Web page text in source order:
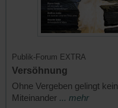
Publik-Forum EXTRA
Versöhnung
Ohne Vergeben gelingt kein
Miteinander ... mehr